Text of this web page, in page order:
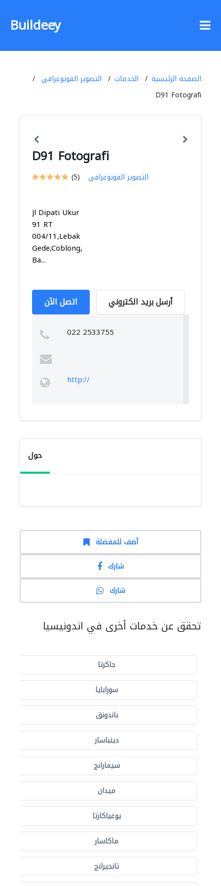
Buildeey
الصفحة الرئيسية الخدمات
التصوير الفوتوغرافي
D91 Fotografi
D91 Fotografi
(5) التصوير الفوتوغرافي
Jl Dipati Ukur
91 RT
004/11,Lebak
Gede,Coblong,
Ba...
اتصل الآن أرسل بريد الكتروني
022 2533755
http://
حول
أضف للمفضلة
شارك
شارك
تحقق عن خدمات أخرى في اندونيسيا
جاكرتا
سورابايا
باندونق
دينباسار
سيمارانج
ميدان
يوغياكارتا
ماكاسار
تانجيرانج